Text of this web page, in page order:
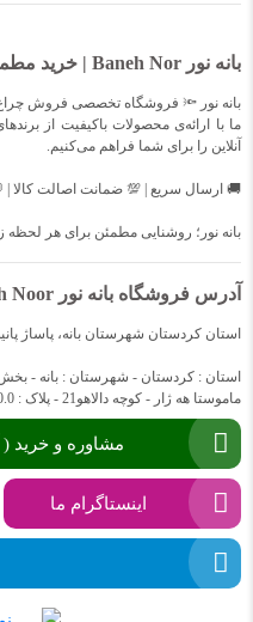
بانه نور Baneh Nor | خرید مطمئن چراغ قوه و تجهیزات روشنایی
بانه نور 🔦 فروشگاه تخصصی فروش
ما با ارائه‌ی محصولات باکیفیت از
آنلاین را برای شما فراهم می‌کنیم.
🚚 ارسال سریع | 💯 ضمانت اصالت
بانه نور؛ روشنایی مطمئن برای هر لحظه
آدرس فروشگاه بانه نور Baneh Noor
استان کردستان شهرستان بانه، پاساژ پانیذ
استان : کردستان - شهرستان : بانه - بخش
ماموستا هه ژار - کوچه دالاهو21 - پلاک : 0.0 - طبقه : همکف
مشاوره و خرید ( آقای
اینستاگرام ما